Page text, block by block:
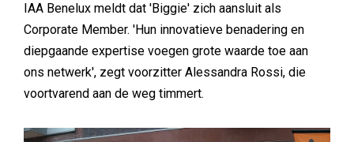
IAA Benelux meldt dat 'Biggie' zich aansluit als
Corporate Member. 'Hun innovatieve benadering en
diepgaande expertise voegen grote waarde toe aan
ons netwerk', zegt voorzitter Alessandra Rossi, die
voortvarend aan de weg timmert.